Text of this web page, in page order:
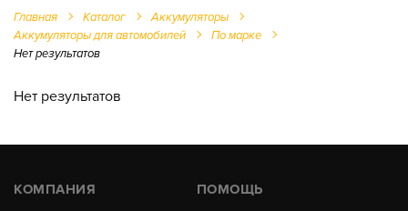
Главная Каталог
Аккумуляторы
Аккумуляторы для автомобилей
По марке
Нет результатов
Нет результатов
КОМПАНИЯ ПОМОЩЬ